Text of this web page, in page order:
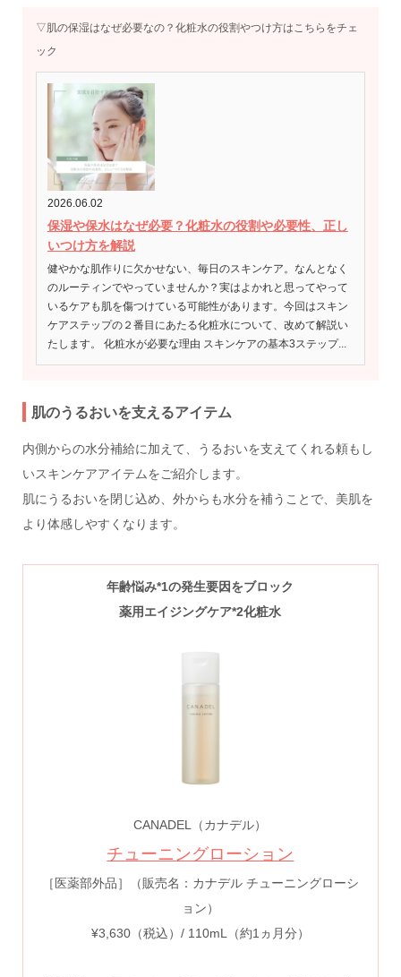
▽肌の保湿はなぜ必要なの？化粧水の役割やつけ方はこちらをチェ
ック
2026.06.02
保湿や保水はなぜ必要？化粧水の役割や必要性、正し
いつけ方を解説
健やかな肌作りに欠かせない、毎日のスキンケア。なんとなく
のルーティンでやっていませんか？実はよかれと思ってやって
いるケアも肌を傷つけている可能性があります。今回はスキン
ケアステップの２番目にあたる化粧水について、改めて解説い
たします。 化粧水が必要な理由 スキンケアの基本3ステップ...
肌のうるおいを支えるアイテム
内側からの水分補給に加えて、うるおいを支えてくれる頼もし
いスキンケアアイテムをご紹介します。
肌にうるおいを閉じ込め、外からも水分を補うことで、美肌を
より体感しやすくなります。
年齢悩み*1の発生要因をブロック
薬用エイジングケア*2化粧水
CANADEL（カナデル）
チューニングローション
［医薬部外品］（販売名：カナデル チューニングローシ
ョン）
¥3,630（税込）/ 110mL（約1ヵ月分）